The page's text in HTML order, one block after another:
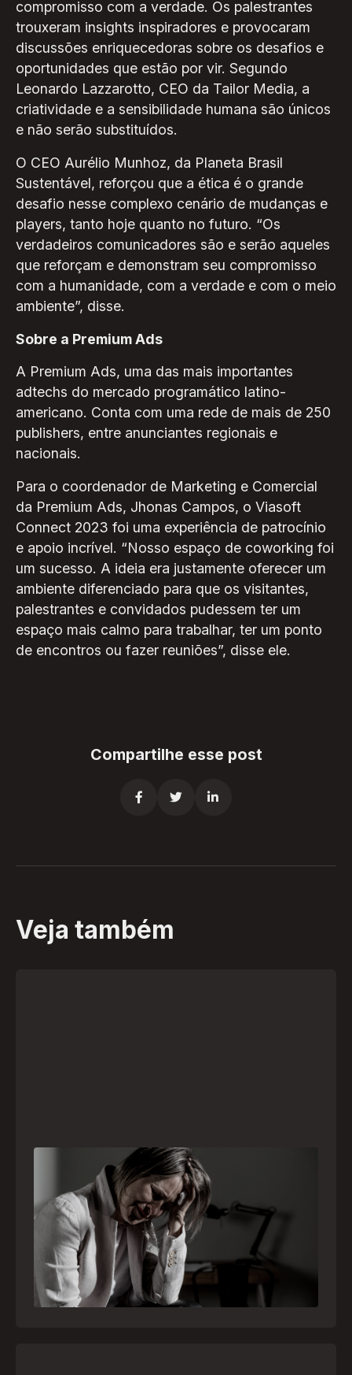
compromisso com a verdade. Os palestrantes
trouxeram insights inspiradores e provocaram
discussões enriquecedoras sobre os desafios e
oportunidades que estão por vir. Segundo
Leonardo Lazzarotto, CEO da Tailor Media, a
criatividade e a sensibilidade humana são únicos
e não serão substituídos.
O CEO Aurélio Munhoz, da Planeta Brasil
Sustentável, reforçou que a ética é o grande
desafio nesse complexo cenário de mudanças e
players, tanto hoje quanto no futuro. “Os
verdadeiros comunicadores são e serão aqueles
que reforçam e demonstram seu compromisso
com a humanidade, com a verdade e com o meio
ambiente”, disse.
Sobre a Premium Ads
A Premium Ads, uma das mais importantes
adtechs do mercado programático latino-
americano. Conta com uma rede de mais de 250
publishers, entre anunciantes regionais e
nacionais.
Para o coordenador de Marketing e Comercial
da Premium Ads, Jhonas Campos, o Viasoft
Connect 2023 foi uma experiência de patrocínio
e apoio incrível. “Nosso espaço de coworking foi
um sucesso. A ideia era justamente oferecer um
ambiente diferenciado para que os visitantes,
palestrantes e convidados pudessem ter um
espaço mais calmo para trabalhar, ter um ponto
de encontros ou fazer reuniões”, disse ele.
Compartilhe esse post
  
Veja também
Crise psiquiátrica é urgência médica: saiba
como o SAMU atua nesses casos
Surtos, tentativas de suicídio e episódios de
agitação intensa são considerados urgências
médicas e devem receber atendimento
especializado pelo telefone 192
21 julho, 2026